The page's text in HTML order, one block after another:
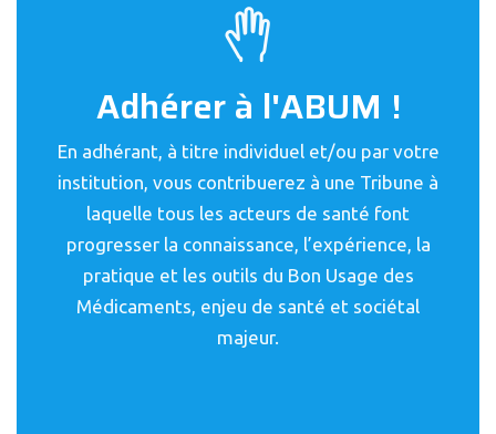
Adhérer à l'ABUM !
En adhérant, à titre individuel et/ou par votre
institution, vous contribuerez à une Tribune à
laquelle tous les acteurs de santé font
progresser la connaissance, l’expérience, la
pratique et les outils du Bon Usage des
Médicaments, enjeu de santé et sociétal
majeur.